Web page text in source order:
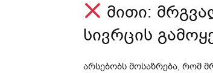
მითი:
სივრცის
არსებობს მოსაზრება, რომ